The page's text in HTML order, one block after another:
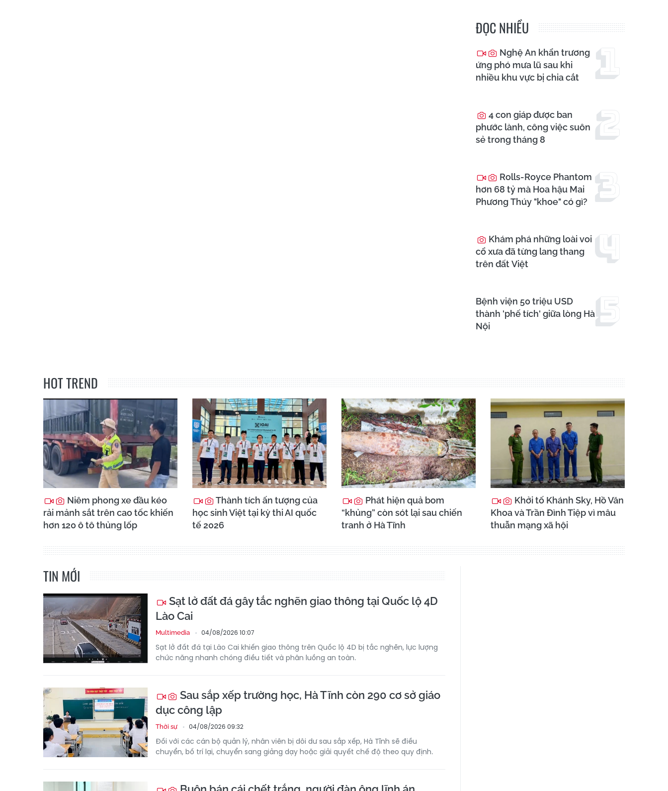
ĐỌC NHIỀU
Nghệ An khẩn trương
ứng phó mưa lũ sau khi
nhiều khu vực bị chia cắt
4 con giáp được ban
phước lành, công việc suôn
sẻ trong tháng 8
Rolls-Royce Phantom
hơn 68 tỷ mà Hoa hậu Mai
Phương Thúy "khoe" có gì?
Khám phá những loài voi
cổ xưa đã từng lang thang
trên đất Việt
Bệnh viện 50 triệu USD
thành 'phế tích' giữa lòng Hà
Nội
HOT TREND
Niêm phong xe đầu kéo
rải mảnh sắt trên cao tốc khiến
hơn 120 ô tô thủng lốp
Thành tích ấn tượng của
học sinh Việt tại kỳ thi AI quốc
tế 2026
Phát hiện quả bom
“khủng” còn sót lại sau chiến
tranh ở Hà Tĩnh
Khởi tố Khánh Sky, Hồ Văn
Khoa và Trần Đình Tiệp vì mâu
thuẫn mạng xã hội
TIN MỚI
Sạt lở đất đá gây tắc nghẽn giao thông tại Quốc lộ 4D
Lào Cai
Multimedia 04/08/2026 10:07
Sạt lở đất đá tại Lào Cai khiến giao thông trên Quốc lộ 4D bị tắc nghẽn, lực lượng
chức năng nhanh chóng điều tiết và phân luồng an toàn.
Sau sắp xếp trường học, Hà Tĩnh còn 290 cơ sở giáo
dục công lập
Thời sự 04/08/2026 09:32
Đối với các cán bộ quản lý, nhân viên bị dôi dư sau sắp xếp, Hà Tĩnh sẽ điều
chuyển, bố trí lại, chuyển sang giảng dạy hoặc giải quyết chế độ theo quy định.